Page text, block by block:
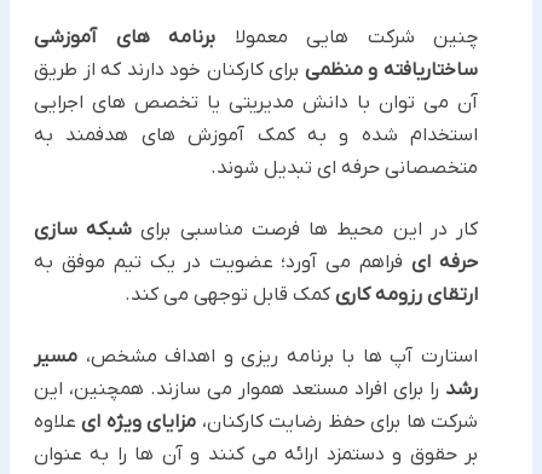
چنین شرکت هایی معمولا برنامه های آموزشی
ساختاریافته و منظمی برای کارکنان خود دارند که از طریق
آن می توان با دانش مدیریتی یا تخصص های اجرایی
استخدام شده و به کمک آموزش های هدفمند به
متخصصانی حرفه ای تبدیل شوند.
کار در این محیط ها فرصت مناسبی برای شبکه سازی
حرفه ایفراهم می آورد؛ عضویت در یک تیم موفق به
ارتقای رزومه کاریکمک قابل توجهی می کند.
استارت آپ ها با برنامه ریزی و اهداف مشخص، مسیر
رشد را برای افراد مستعد هموار می سازند. همچنین، این
شرکت ها برای حفظ رضایت کارکنان، مزایای ویژه ایعلاوه
بر حقوق و دستمزد ارائه می کنند و آن ها را به عنوان